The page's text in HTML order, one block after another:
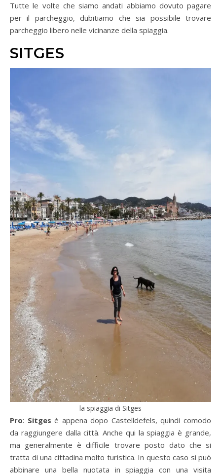
Tutte le volte che siamo andati abbiamo dovuto pagare
per il parcheggio, dubitiamo che sia possibile trovare
parcheggio libero nelle vicinanze della spiaggia.
SITGES
la spiaggia di Sitges
Pro: Sitges è appena dopo Castelldefels, quindi comodo
da raggiungere dalla città. Anche qui la spiaggia è grande,
ma generalmente è difficile trovare posto dato che si
tratta di una cittadina molto turistica. In questo caso si può
abbinare una bella nuotata in spiaggia con una visita